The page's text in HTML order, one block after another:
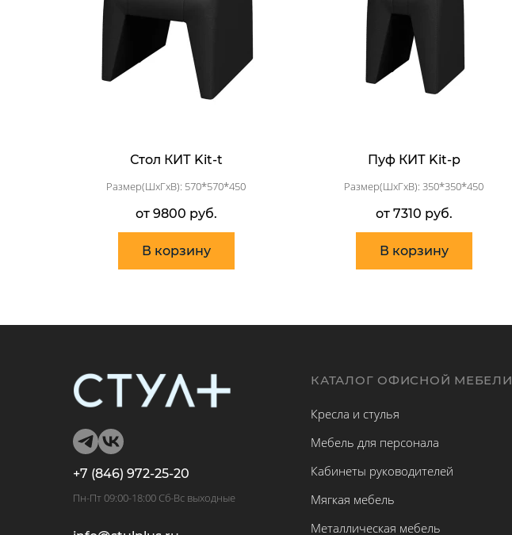
Стол КИТ Kit-t
Размер(ШхГхВ): 570*570*450
от 9800 руб.
В корзину
Пуф КИТ Kit-p
Размер(ШхГхВ): 350*350*450
от 7310 руб.
В корзину
+7 (846) 972-25-20
Пн-Пт 09:00-18:00 Сб-Вс выходные
КАТАЛОГ ОФИСНОЙ МЕБЕЛИ
Кресла и стулья
Мебель для персонала
Кабинеты руководителей
Мягкая мебель
Металлическая мебель